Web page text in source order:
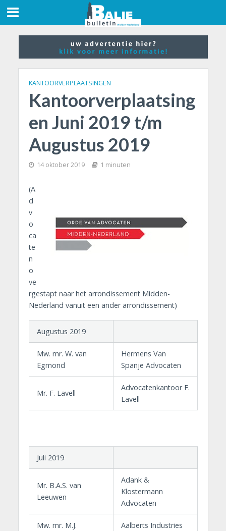
KANTOORVERPLAATSINGEN
Kantoorverplaatsing
en Juni 2019 t/m
Augustus 2019
14 oktober 2019 1 minuten
(A
d
v
o
ca
te
n
o
ve
rgestapt naar het arrondissement Midden-
Nederland vanuit een ander arrondissement)
Augustus 2019
Mw. mr. W. van
Egmond
Hermens Van
Spanje Advocaten
Mr. F. Lavell
Advocatenkantoor F.
Lavell
Juli 2019
Mr. B.A.S. van
Leeuwen
Adank &
Klostermann
Advocaten
Mw. mr. M.J.
Aalberts Industries